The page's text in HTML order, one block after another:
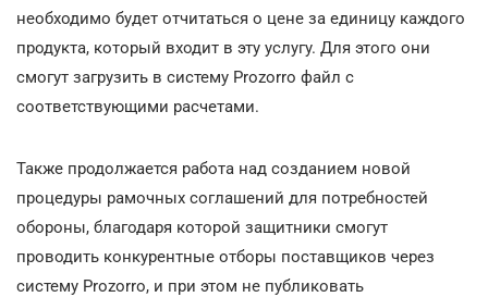
необходимо будет отчитаться о цене за единицу каждого
продукта, который входит в эту услугу. Для этого они
смогут загрузить в систему Prozorro файл с
соответствующими расчетами.
Также продолжается работа над созданием новой
процедуры рамочных соглашений для потребностей
обороны, благодаря которой защитники смогут
проводить конкурентные отборы поставщиков через
систему Prozorro, и при этом не публиковать